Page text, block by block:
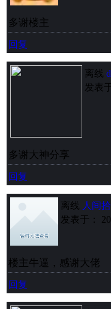
多谢楼主
回复
离线
发表
多谢大神分享
回复
离线 人间
发表于：
楼主牛逼，感谢大佬
回复